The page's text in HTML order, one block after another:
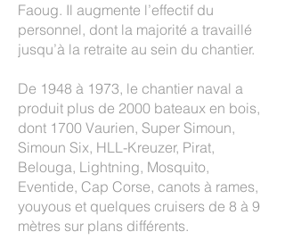
Faoug. Il augmente l’effectif du
personnel, dont la majorité a travaillé
jusqu’à la retraite au sein du chantier.
De 1948 à 1973, le chantier naval a
produit plus de 2000 bateaux en bois,
dont 1700 Vaurien, Super Simoun,
Simoun Six, HLL-Kreuzer, Pirat,
Belouga, Lightning, Mosquito,
Eventide, Cap Corse, canots à rames,
youyous et quelques cruisers de 8 à 9
mètres sur plans différents.